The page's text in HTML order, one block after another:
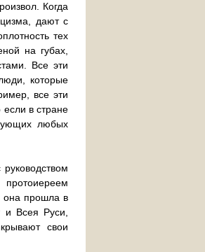
Когда
дают с
тех
на губах,
Все эти
которые
все эти
в стране
любых
она прошла в
Всея Руси,
свои